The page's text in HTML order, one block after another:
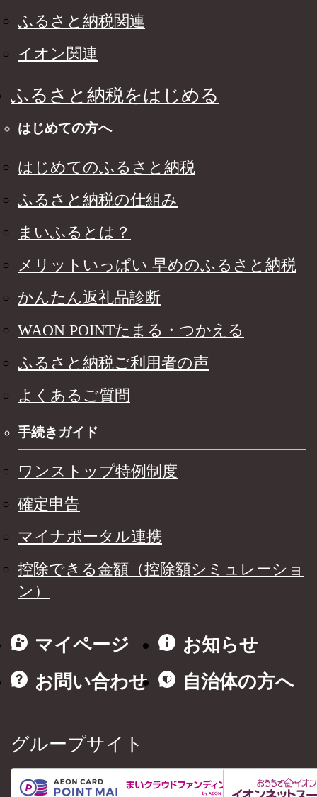
ふるさと納税関連
イオン関連
ふるさと納税をはじめる
はじめての方へ
はじめてのふるさと納税
ふるさと納税の仕組み
まいふるとは？
メリットいっぱい 早めのふるさと納税
かんたん返礼品診断
WAON POINTたまる・つかえる
ふるさと納税ご利用者の声
よくあるご質問
手続きガイド
ワンストップ特例制度
確定申告
マイナポータル連携
控除できる金額（控除額シミュレーショ
ン）
マイページ
お知らせ
お問い合わせ
自治体の方へ
グループサイト